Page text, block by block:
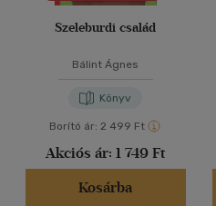
Szeleburdi család
Bálint Ágnes
Könyv
Borító ár: 2 499 Ft
Akciós ár: 1 749 Ft
Kosárba